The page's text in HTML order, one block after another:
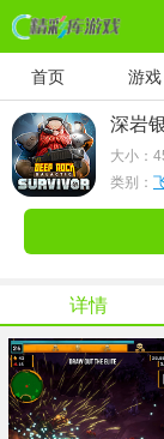
首页 游戏
深岩
大小：
类别：
详情